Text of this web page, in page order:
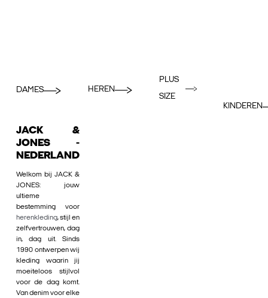
DAMES HEREN
PLUS
SIZE
KINDEREN
JACK &
JONES -
NEDERLAND
Welkom bij JACK &
JONES: jouw
ultieme
bestemming voor
herenkleding, stijl en
zelfvertrouwen, dag
in, dag uit. Sinds
1990 ontwerpen wij
kleding waarin jij
moeiteloos stijlvol
voor de dag komt.
Van denim voor elke